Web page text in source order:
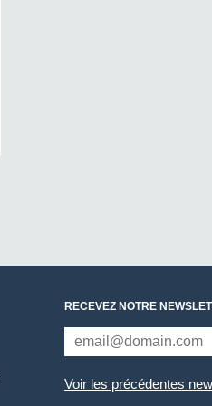
RECEVEZ NOTRE
Voir les précédentes